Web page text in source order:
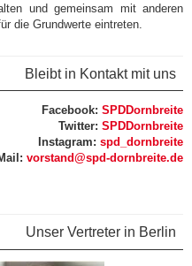
und gemeinsam mit anderen
die Grundwerte eintreten.
Bleibt in Kontakt mit uns
Facebook: SPDDornbreite
Twitter: SPDDornbreite
​Instagram: spd_dornbreite
vorstand@spd-dornbreite.de
Unser Vertreter in Berlin